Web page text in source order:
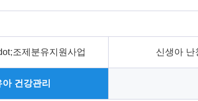
조제분유지원사업 신생아 난
아 건강관리